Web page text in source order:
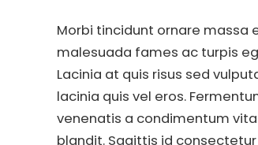
Morbi tincidunt ornare massa
malesuada fames ac turpis
Lacinia at quis risus sed
lacinia quis vel eros.
venenatis a condimentum
blandit. Sagittis id